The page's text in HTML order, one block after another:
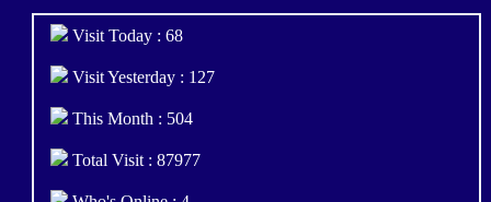
Visit Today : 68
Visit Yesterday : 127
This Month : 504
Total Visit : 87977